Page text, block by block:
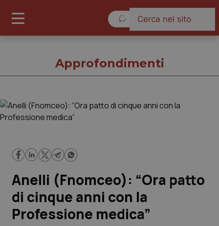
Governo e Parlamento
Regioni e Asl
Lavoro e Professioni
Approfondimenti
Anelli (Fnomceo): “Ora patto
di cinque anni con la
Professione medica”